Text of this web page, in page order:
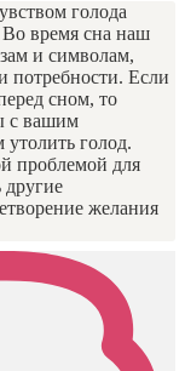
голода
время сна наш
и символам,
потребности. Если
сном, то
с вашим
голод.
проблемой для
другие
желания